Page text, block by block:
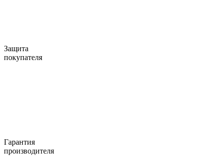
Защита
покупателя
Гарантия
производителя